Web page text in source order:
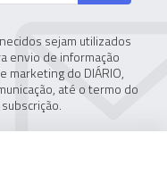
sejam utilizados
envio de informação
marketing do DIÁRIO,
até o termo do